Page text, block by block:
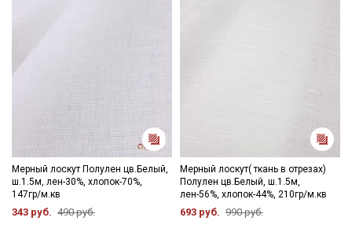
Мерный лоскут Полулен цв.Белый,
ш.1.5м, лен-30%, хлопок-70%,
147гр/м.кв
343 руб. 490 руб.
Мерный лоскут( ткань в отрезах)
Полулен цв.Белый, ш.1.5м,
лен-56%, хлопок-44%, 210гр/м.кв
693 руб. 990 руб.